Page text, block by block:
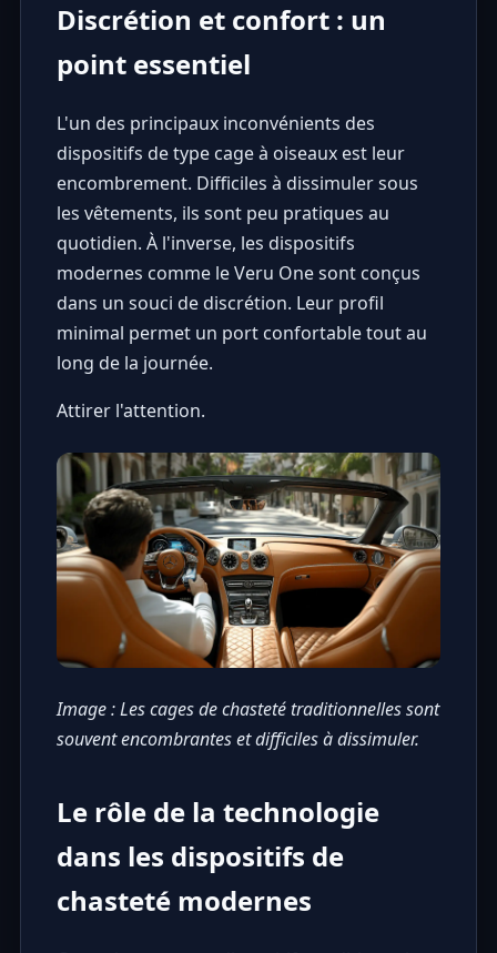
Discrétion et confort : un
point essentiel
L'un des principaux inconvénients des
dispositifs de type cage à oiseaux est leur
encombrement. Difficiles à dissimuler sous
les vêtements, ils sont peu pratiques au
quotidien. À l'inverse, les dispositifs
modernes comme le Veru One sont conçus
dans un souci de discrétion. Leur profil
minimal permet un port confortable tout au
long de la journée.
Attirer l'attention.
Image : Les cages de chasteté traditionnelles sont
souvent encombrantes et difficiles à dissimuler.
Le rôle de la technologie
dans les dispositifs de
chasteté modernes